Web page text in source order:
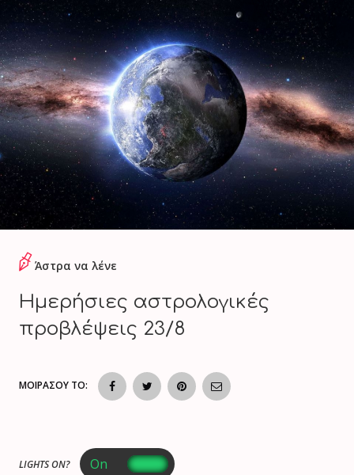
Άστρα να λένε
Ημερήσιες αστρολογικές
προβλέψεις 23/8
ΜΟΙΡΑΣΟΥ ΤΟ:
LIGHTS ON?